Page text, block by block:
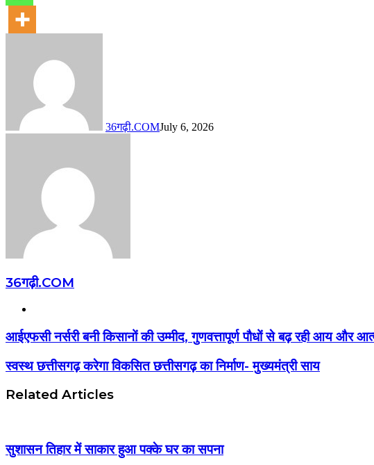
36गढ़ी.COMJuly 6, 2026
36गढ़ी.COM
आईएफसी नर्सरी बनी किसानों की उम्मीद, गुणवत्तापूर्ण पौधों से बढ़ रही आय और
स्वस्थ छत्तीसगढ़ करेगा विकसित छत्तीसगढ़ का निर्माण- मुख्यमंत्री साय
Related Articles
सुशासन तिहार में साकार हुआ पक्के घर का सपना